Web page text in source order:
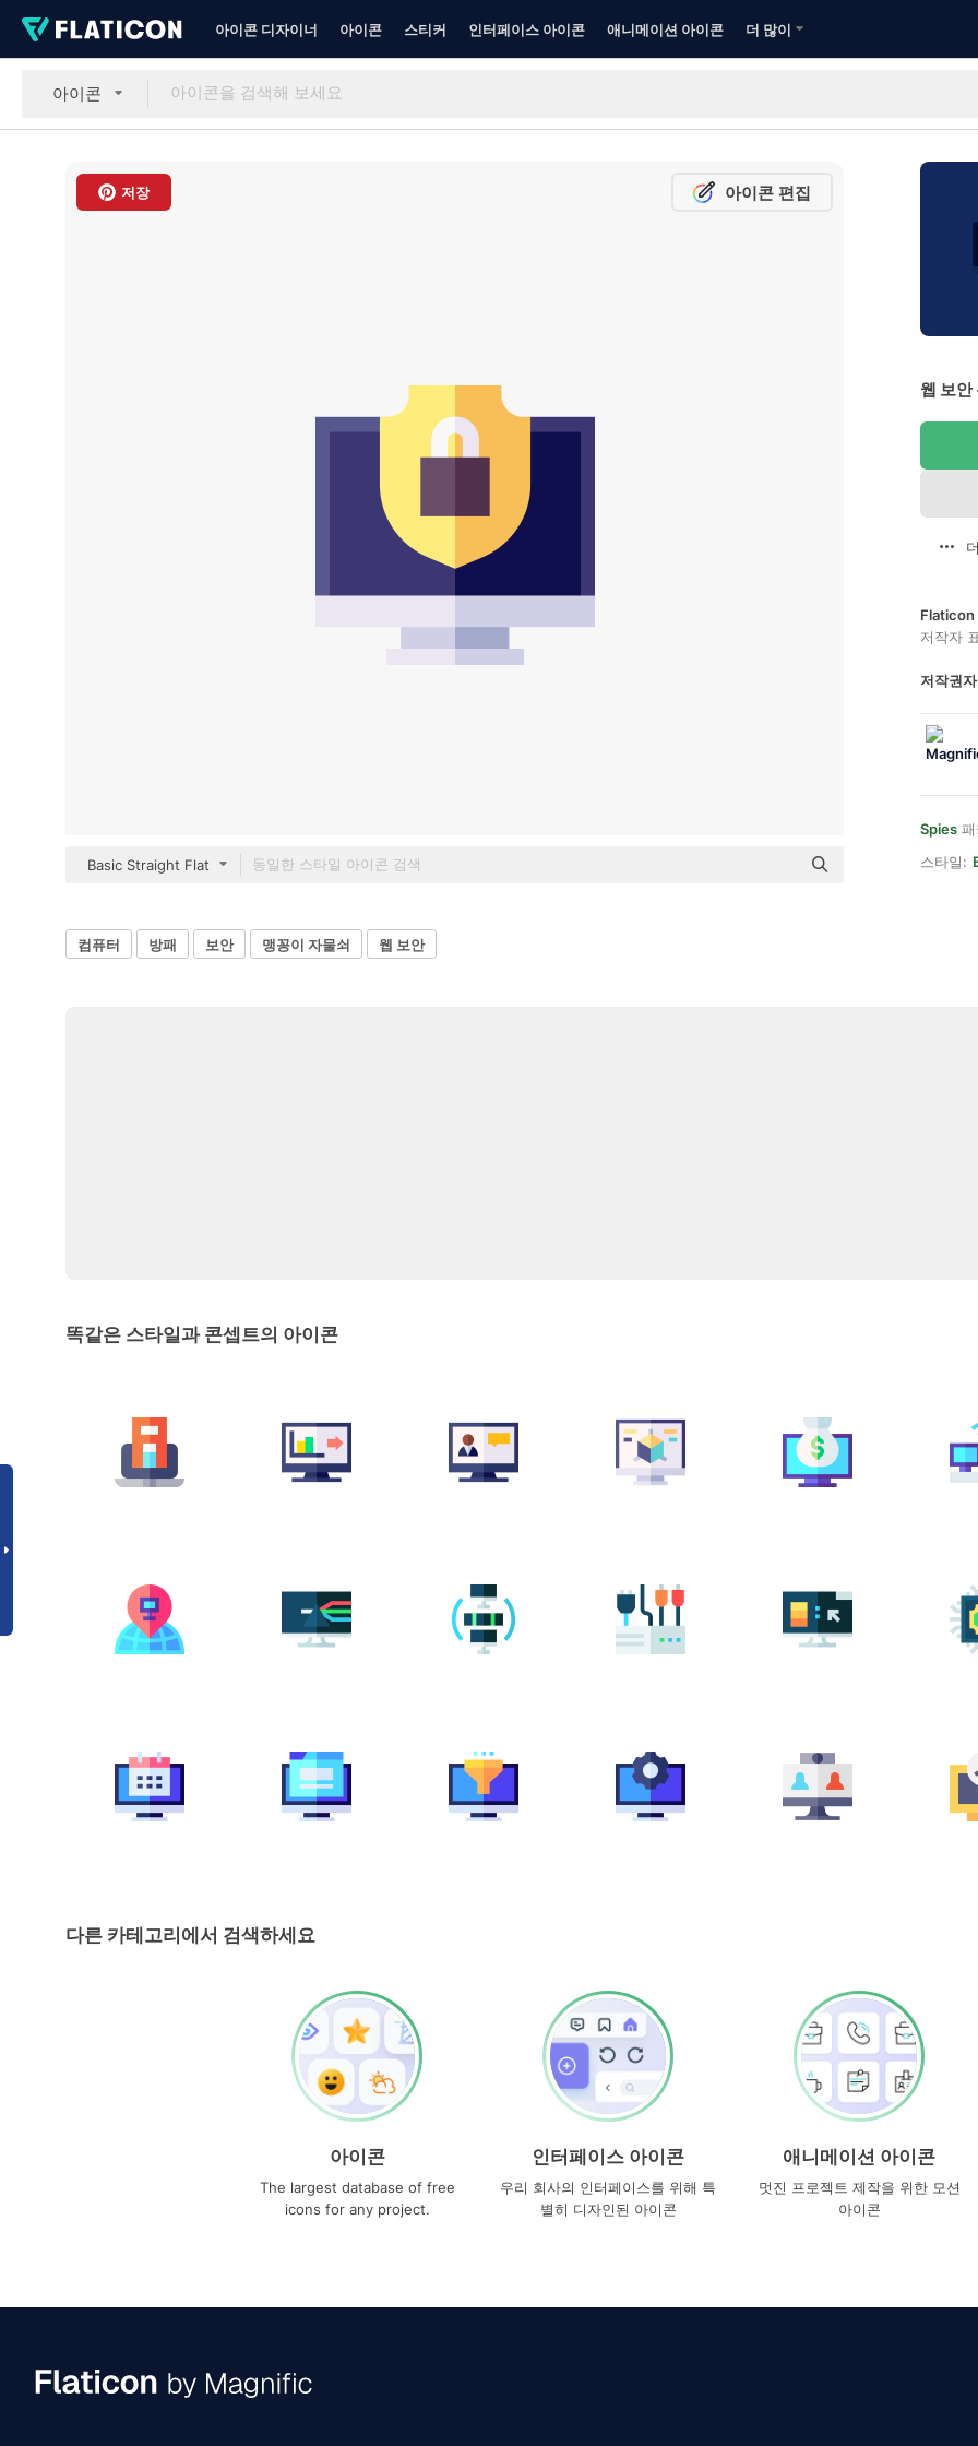
아이콘 디자이너 아이콘 스티커 인터페이스 아이콘 애니메이션 아이콘 더 많이
아이콘
저장 아이콘 편집
Basic Straight Flat
웹 보안
Flaticon
저작자
저작권
Spies
스타일:
컴퓨터 방패 보안 맹꽁이 자물쇠 웹 보안
똑같은 스타일과 콘셉트의 아이콘
다른 카테고리에서 검색하세요
아이콘
The largest database of free
icons for any project.
인터페이스 아이콘
우리 회사의 인터페이스를 위해 특
별히 디자인된 아이콘
애니메이션 아이콘
멋진 프로젝트 제작을 위한 모션
아이콘